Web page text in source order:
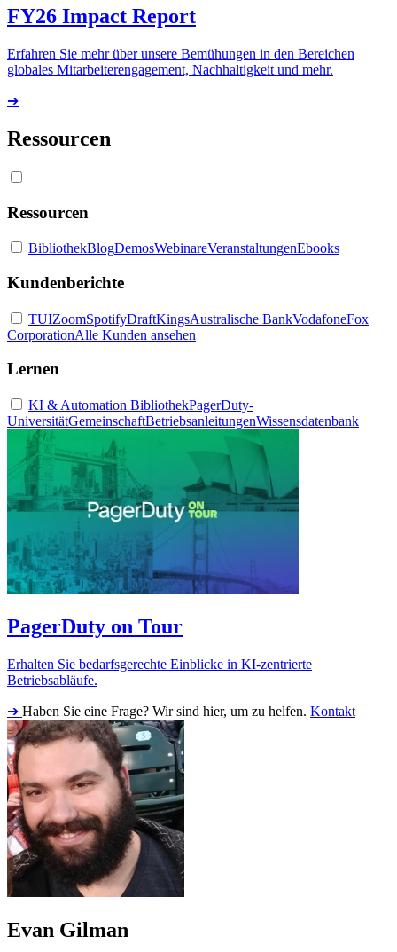
FY26 Impact Report
Erfahren Sie mehr über unsere Bemühungen in den Bereichen
globales Mitarbeiterengagement, Nachhaltigkeit und mehr.
➔
Ressourcen
Ressourcen
BibliothekBlogDemosWebinareVeranstaltungenEbooks
Kundenberichte
TUIZoomSpotifyDraftKingsAustralische BankVodafoneFox
CorporationAlle Kunden ansehen
Lernen
KI & Automation BibliothekPagerDuty-
UniversitätGemeinschaftBetriebsanleitungenWissensdatenbank
PagerDuty on Tour
Erhalten Sie bedarfsgerechte Einblicke in KI-zentrierte
Betriebsabläufe.
➔ Haben Sie eine Frage? Wir sind hier, um zu helfen. Kontakt
Evan Gilman